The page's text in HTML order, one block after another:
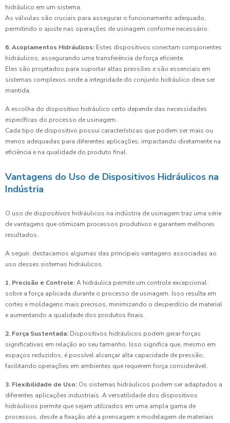
hidráulico em um sistema.
As válvulas são cruciais para assegurar o funcionamento adequado,
permitindo o ajuste nas operações de usinagem conforme necessário.
6. Acoplamentos Hidráulicos: Estes dispositivos conectam componentes
hidráulicos, assegurando uma transferência de força eficiente.
Eles são projetados para suportar altas pressões e são essenciais em
sistemas complexos onde a integridade do conjunto hidráulico deve ser
mantida.
A escolha do dispositivo hidráulico certo depende das necessidades
específicas do processo de usinagem.
Cada tipo de dispositivo possui características que podem ser mais ou
menos adequadas para diferentes aplicações, impactando diretamente na
eficiência e na qualidade do produto final.
Vantagens do Uso de Dispositivos Hidráulicos na
Indústria
O uso de dispositivos hidráulicos na indústria de usinagem traz uma série
de vantagens que otimizam processos produtivos e garantem melhores
resultados.
A seguir, destacamos algumas das principais vantagens associadas ao
uso desses sistemas hidráulicos.
1. Precisão e Controle:A hidráulica permite um controle excepcional
sobre a força aplicada durante o processo de usinagem. Isso resulta em
cortes e moldagens mais precisos, minimizando o desperdício de material
e aumentando a qualidade dos produtos finais.
2. Força Sustentada: Dispositivos hidráulicos podem gerar forças
significativas em relação ao seu tamanho. Isso significa que, mesmo em
espaços reduzidos, é possível alcançar alta capacidade de pressão,
facilitando operações em ambientes que requerem força considerável.
3. Flexibilidade de Uso: Os sistemas hidráulicos podem ser adaptados a
diferentes aplicações industriais. A versatilidade dos dispositivos
hidráulicos permite que sejam utilizados em uma ampla gama de
processos, desde a fixação até a prensagem e modelagem de materiais